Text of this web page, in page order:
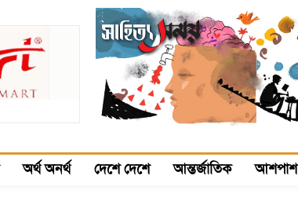
অর্থ অনর্থ দেশে দেশে আন্তর্জাতিক আশপাশ